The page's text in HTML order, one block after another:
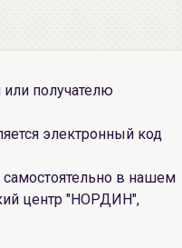
получателю
электронный код
в нашем
центр "НОРДИН",